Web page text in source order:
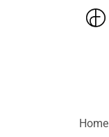
Home